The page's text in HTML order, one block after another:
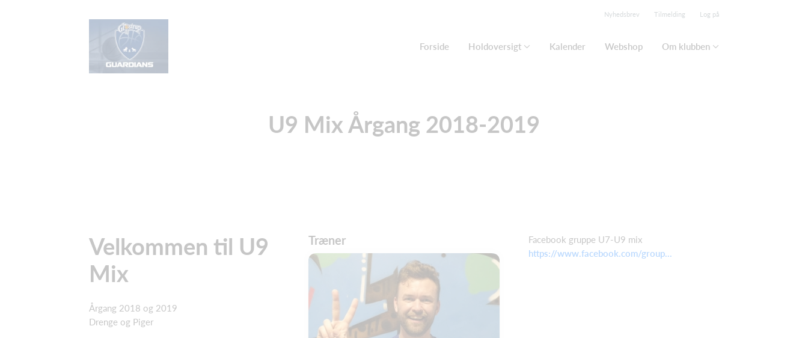
Nyhedsbrev Tilmelding Log på
Forside Holdoversigt Kalender Webshop Om klubben
U9 Mix Årgang 2018-2019
Velkommen til U9
Mix
Årgang 2018 og 2019
Drenge og Piger
Træner
Facebook gruppe U7-U9 mix
https://www.facebook.com/group...